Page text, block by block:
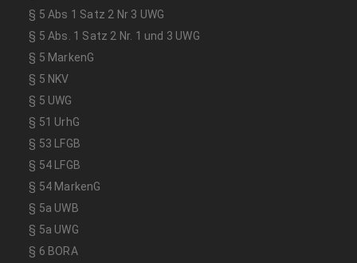
§ 5 Abs 1 Satz 2 Nr 3 UWG
§ 5 Abs. 1 Satz 2 Nr. 1 und 3 UWG
§ 5 MarkenG
§ 5 NKV
§ 5 UWG
§ 51 UrhG
§ 53 LFGB
§ 54 LFGB
§ 54 MarkenG
§ 5a UWB
§ 5a UWG
§ 6 BORA